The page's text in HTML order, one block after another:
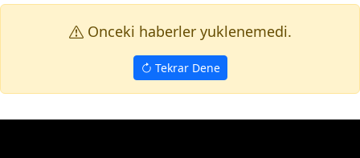
Onceki haberler yuklenemedi.
Tekrar Dene